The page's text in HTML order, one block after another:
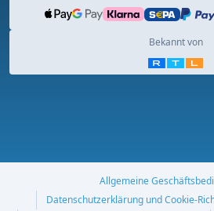
Bekannt von
Allgemeine
Datenschutzerklärung und Cookie-